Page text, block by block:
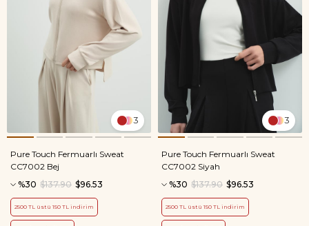
3
Pure Touch Fermuarlı Sweat
CC7002 Bej
%30
$96.53
$137.90
2500 TL üstü 150 TL indirim
3
Pure Touch Fermuarlı Sweat
CC7002 Siyah
%30
$96.53
$137.90
2500 TL üstü 150 TL indirim